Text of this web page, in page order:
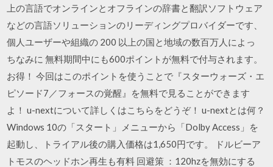
上の言語でオンラインとオフラインの辞書と翻訳ソフトウェア
などの言語ソリューションのリーディングプロバイダーです、
個人ユーザーや組織の 200 以上の国と地域の数百万人によっ
ちなみに 無料期間中にも600ポイントが無料で付与されます。
お得！ 今回はこのポイントを使うことで『スターウォーズ・エ
ピソード7／フォースの覚醒』を無料で見ることができます
よ！ u-nextについて詳しくはこちらをどうぞ！ u-nextとは何？
Windows 10の「スタート」メニューから「Dolby Access」を
起動し、トライアル後の購入価格は1,650円です。 ドルビーア
トモスのヘッドホン再生も有料 回避策 ：120hzを無効にする